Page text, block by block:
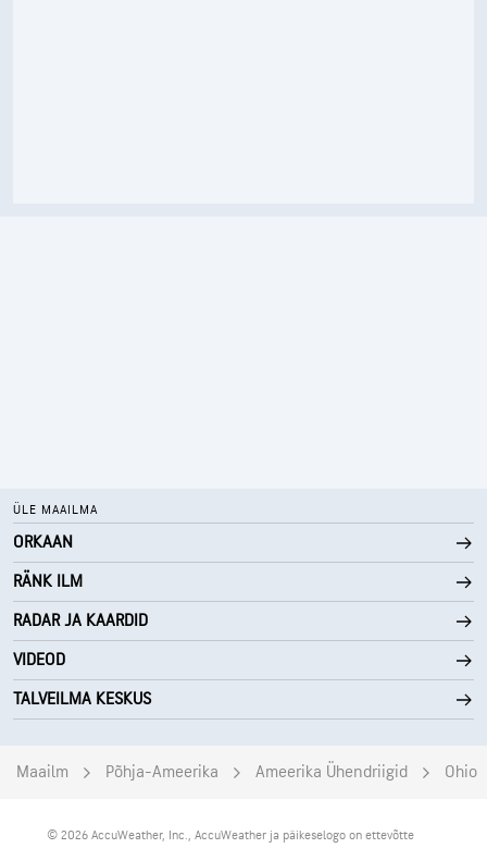
ÜLE MAAILMA
ORKAAN
RÄNK ILM
RADAR JA KAARDID
VIDEOD
TALVEILMA KESKUS
Maailm Põhja-Ameerika Ameerika Ühendriigid Ohio
© 2026 AccuWeather, Inc., AccuWeather ja päikeselogo on ettevõtte